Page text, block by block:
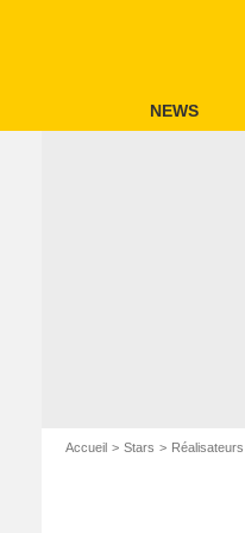
NEWS
Accueil Stars Réalisateurs